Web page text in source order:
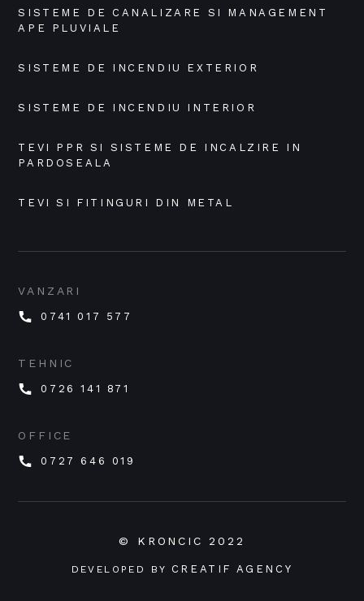
SISTEME DE CANALIZARE SI MANAGEMENT
APE PLUVIALE
SISTEME DE INCENDIU EXTERIOR
SISTEME DE INCENDIU INTERIOR
TEVI PPR SI SISTEME DE INCALZIRE IN
PARDOSEALA
TEVI SI FITINGURI DIN METAL
VANZARI
0741 017 577
TEHNIC
0726 141 871
OFFICE
0727 646 019
© KRONCIC 2022
DEVELOPED BY CREATIF AGENCY